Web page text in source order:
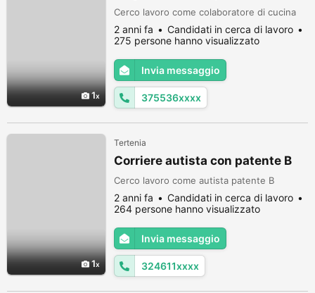
1
Cerco lavoro come colaboratore di cucina
2 anni fa
Candidati in cerca di lavoro
275 persone hanno visualizzato
Invia messaggio
375536xxxx
1
Tertenia
Corriere autista con patente B
Cerco lavoro come autista patente B
2 anni fa
Candidati in cerca di lavoro
264 persone hanno visualizzato
Invia messaggio
324611xxxx